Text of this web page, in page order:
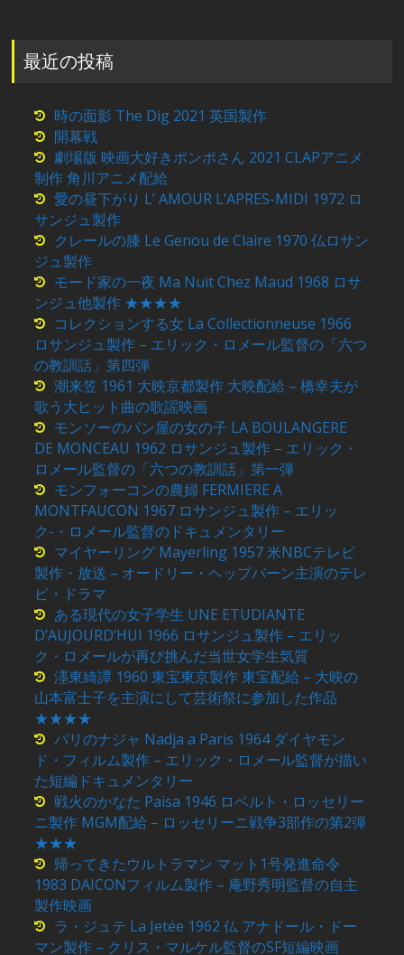
最近の投稿
時の面影 The Dig 2021 英国製作
開幕戦
劇場版 映画大好きポンポさん 2021 CLAPアニメ
制作 角川アニメ配給
愛の昼下がり L’ AMOUR L’APRES-MIDI 1972 ロ
サンジュ製作
クレールの膝 Le Genou de Claire 1970 仏ロサン
ジュ製作
モード家の一夜 Ma Nuit Chez Maud 1968 ロサ
ンジュ他製作 ★★★★
コレクションする女 La Collectionneuse 1966
ロサンジュ製作 – エリック・ロメール監督の「六つ
の教訓話」第四弾
潮来笠 1961 大映京都製作 大映配給 – 橋幸夫が
歌う大ヒット曲の歌謡映画
モンソーのパン屋の女の子 LA BOULANGERE
DE MONCEAU 1962 ロサンジュ製作 – エリック・
ロメール監督の「六つの教訓話」第一弾
モンフォーコンの農婦 FERMIERE A
MONTFAUCON 1967 ロサンジュ製作 – エリッ
ク-・ロメール監督のドキュメンタリー
マイヤーリング Mayerling 1957 米NBCテレビ
製作・放送 – オードリー・ヘップバーン主演のテレ
ビ・ドラマ
ある現代の女子学生 UNE ETUDIANTE
D’AUJOURD’HUI 1966 ロサンジュ製作 – エリッ
ク・ロメールが再び挑んだ当世女学生気質
濹東綺譚 1960 東宝東京製作 東宝配給 – 大映の
山本富士子を主演にして芸術祭に参加した作品
★★★★
パリのナジャ Nadja a Paris 1964 ダイヤモン
ド・フィルム製作 – エリック・ロメール監督が描い
た短編ドキュメンタリー
戦火のかなた Paisa 1946 ロベルト・ロッセリー
ニ製作 MGM配給 – ロッセリーニ戦争3部作の第2弾
★★★
帰ってきたウルトラマン マット1号発進命令
1983 DAICONフィルム製作 – 庵野秀明監督の自主
製作映画
ラ・ジュテ La Jetée 1962 仏 アナドール・ドー
マン製作 – クリス・マルケル監督のSF短編映画